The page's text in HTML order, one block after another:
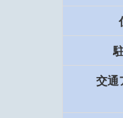
交通